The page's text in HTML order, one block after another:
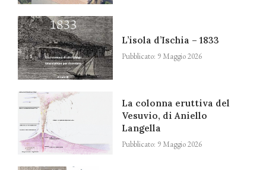
L’isola d’Ischia – 1833
Pubblicato: 9 Maggio 2026
La colonna eruttiva del
Vesuvio, di Aniello
Langella
Pubblicato: 9 Maggio 2026